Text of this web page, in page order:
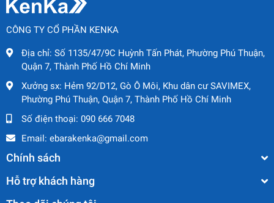
CÔNG TY CỔ PHẦN KENKA
Địa chỉ: Số 1135/47/9C Huỳnh Tấn Phát, Phường Phú Thuận,
Quận 7, Thành Phố Hồ Chí Minh
Xưởng sx: Hẻm 92/D12, Gò Ô Môi, Khu dân cư SAVIMEX,
Phường Phú Thuận, Quận 7, Thành Phố Hồ Chí Minh
Số điện thoại: 090 666 7048
Email: ebarakenka@gmail.com
Chính sách
Hỗ trợ khách hàng